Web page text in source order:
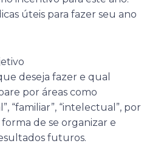
úteis para fazer seu ano
deseja fazer e qual
por áreas como
“familiar”, “intelectual”, por
de se organizar e
futuros.